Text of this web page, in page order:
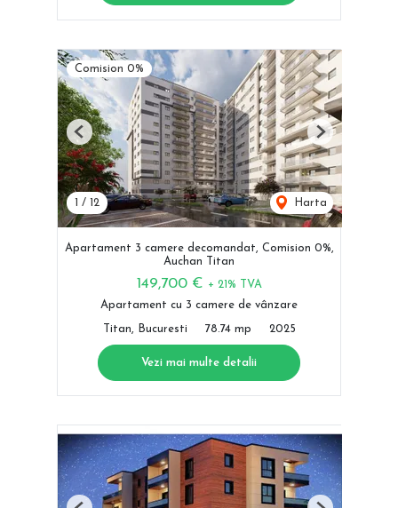
Comision 0%
1 / 12 Harta
Previous Next
Apartament 3 camere decomandat, Comision 0%,
Auchan Titan
149,700 € + 21% TVA
Apartament cu 3 camere de vânzare
Titan, Bucuresti 78.74 mp 2025
Vezi mai multe detalii